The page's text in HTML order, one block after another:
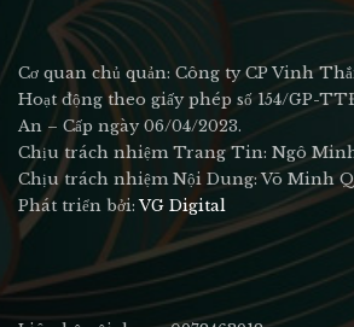
Cơ quan chủ quản: Công ty CP Vinh
Hoạt động theo giấy phép số 154/GP-
An – Cấp ngày 06/04/2023.
Chịu trách nhiệm Trang Tin: Ngô
Chịu trách nhiệm Nội Dung: Võ Minh
Phát triển bởi:VG Digital